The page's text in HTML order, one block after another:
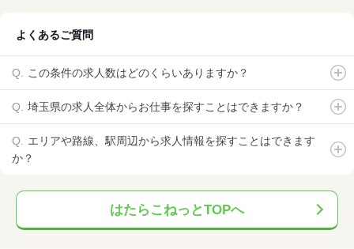
よくあるご質問
この条件の求人数はどのくらいありますか？
埼玉県の求人全体からお仕事を探すことはできますか？
エリアや路線、駅周辺から求人情報を探すことはできます
か？
はたらこねっとTOPへ